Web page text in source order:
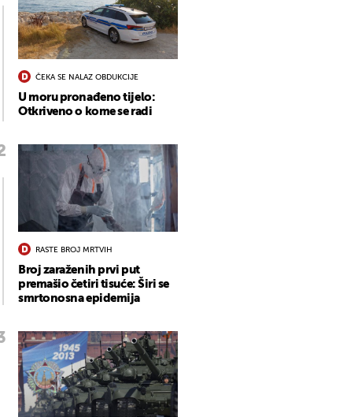
ČEKA SE NALAZ OBDUKCIJE
U moru pronađeno tijelo:
Otkriveno o kome se radi
RASTE BROJ MRTVIH
Broj zaraženih prvi put
premašio četiri tisuće: Širi se
smrtonosna epidemija